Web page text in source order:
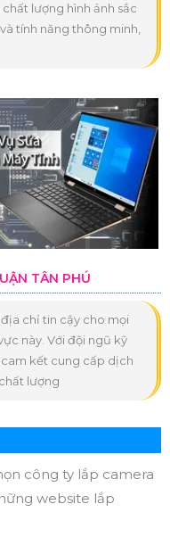
lượng hình ảnh sắc
tính năng thông minh,
TÂN PHÚ
địa chỉ tin cậy cho mọi
này. Với đội ngũ kỹ
kết cung cấp dịch
lượng
công ty lắp camera
website lắp